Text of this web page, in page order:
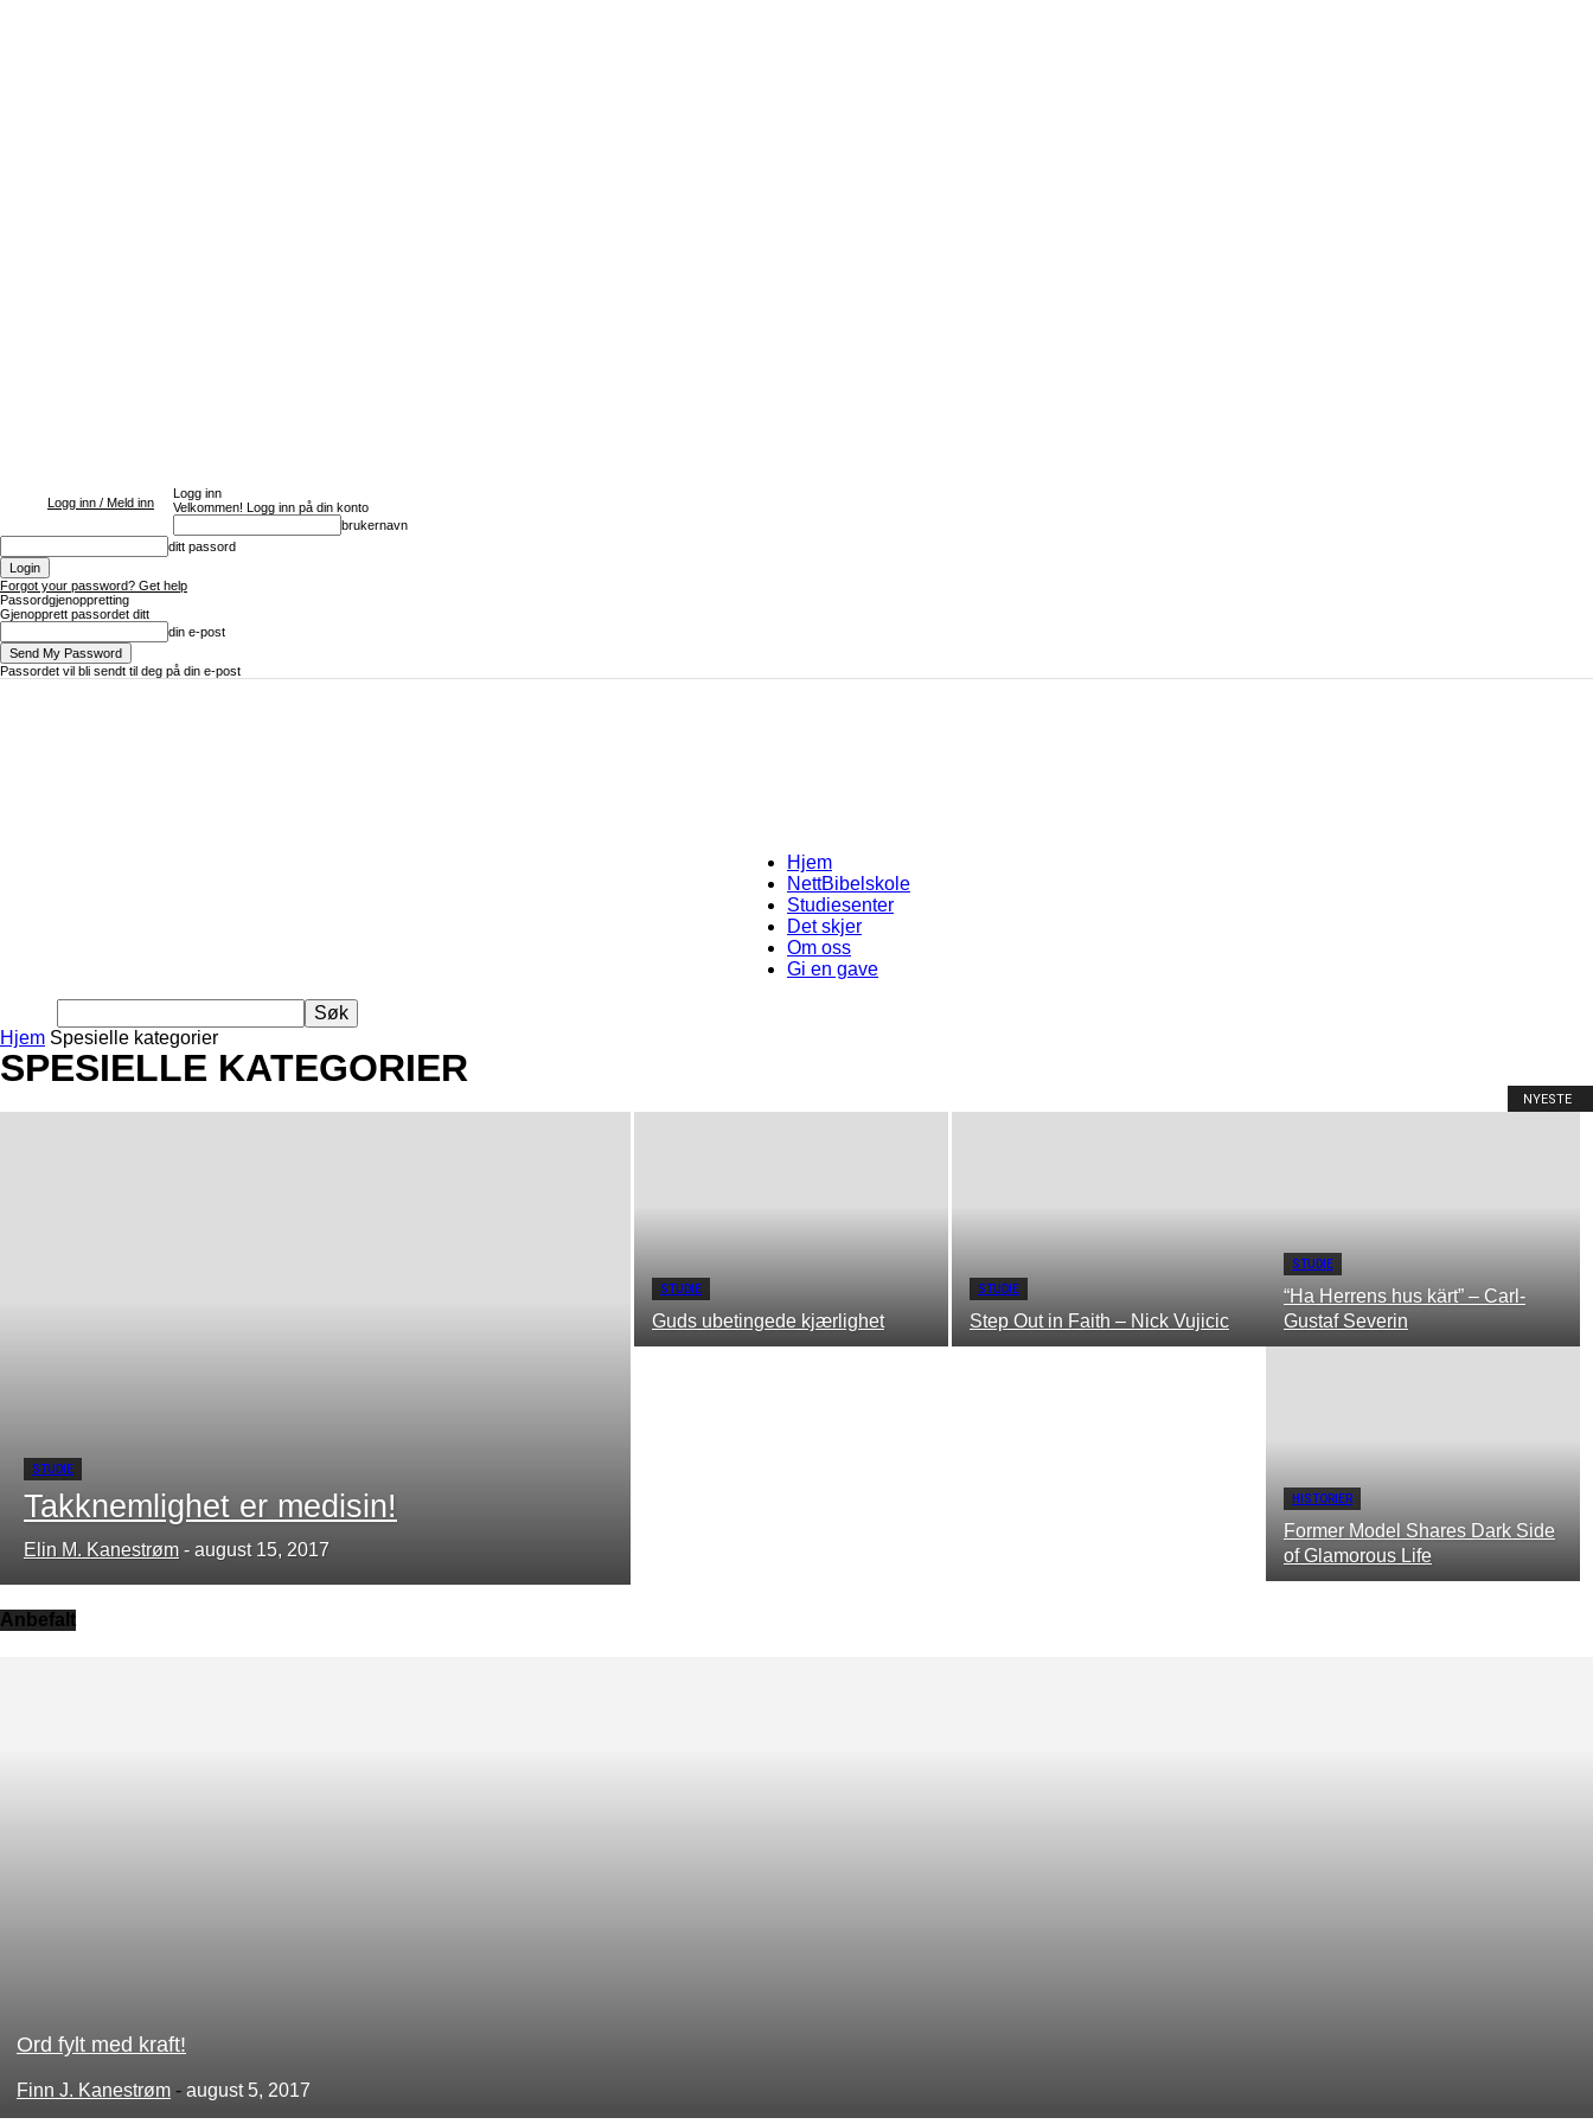
Logg inn / Meld inn
Logg inn
Velkommen! Logg inn på din konto
brukernavn
ditt passord
Forgot your password? Get help
Passordgjenoppretting
Gjenopprett passordet ditt
din e-post
Passordet vil bli sendt til deg på din e-post
Hjem
NettBibelskole
Studiesenter
Det skjer
Om oss
Gi en gave
Hjem Spesielle kategorier
SPESIELLE KATEGORIER
NYESTE
STUDIE
Takknemlighet er medisin!
Elin M. Kanestrøm - august 15, 2017
STUDIE
Guds ubetingede kjærlighet
STUDIE
Step Out in Faith – Nick Vujicic
STUDIE
“Ha Herrens hus kärt” – Carl-
Gustaf Severin
HISTORIER
Former Model Shares Dark Side
of Glamorous Life
Anbefalt
Ord fylt med kraft!
Finn J. Kanestrøm - august 5, 2017